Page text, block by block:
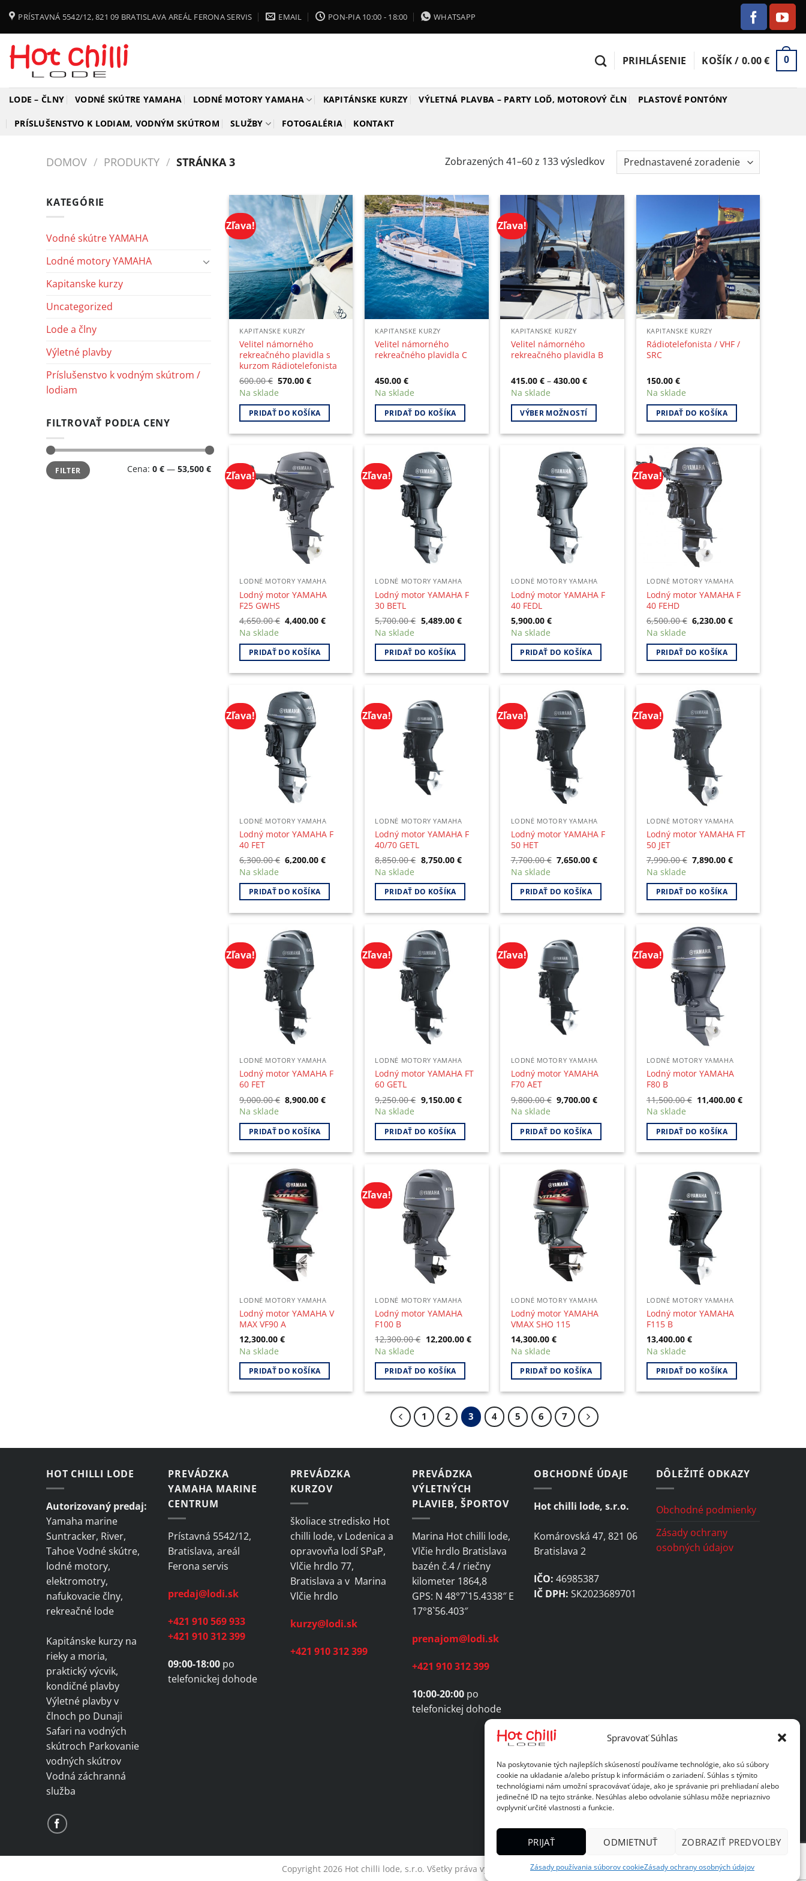
Spravovať Súhlas
Na poskytovanie tých najlepších skúseností používame technológie, ako sú súbory
cookie na ukladanie a/alebo prístup k informáciám o zariadení. Súhlas s týmito
technológiami nám umožní spracovávať údaje, ako je správanie pri prehliadaní alebo
jedinečné ID na tejto stránke. Nesúhlas alebo odvolanie súhlasu môže nepriaznivo
ovplyvniť určité vlastnosti a funkcie.
PRIJAŤ ODMIETNUŤ ZOBRAZIŤ PREDVOĽBY
Zásady používania súborov cookieZásady ochrany osobných údajov
content
PRÍSTAVNÁ 5542/12, 821 09 BRATISLAVA AREÁL FERONA SERVIS EMAIL PON-PIA 10:00 - 18:00 WHATSAPP
PRIHLÁSENIE KOŠÍK / 0.00€ 0
LODE – ČLNY VODNÉ SKÚTRE YAMAHA LODNÉ MOTORY YAMAHA KAPITÁNSKE KURZY VÝLETNÁ PLAVBA – PARTY LOĎ, MOTOROVÝ ČLN PLASTOVÉ PONTÓNY
PRÍSLUŠENSTVO K LODIAM, VODNÝM SKÚTROM SLUŽBY FOTOGALÉRIA KONTAKT
DOMOV / PRODUKTY / STRÁNKA 3 Zobrazených 41–60 z 133 výsledkov
KATEGÓRIE
Vodné skútre YAMAHA
Lodné motory YAMAHA
Kapitanske kurzy
Uncategorized
Lode a člny
Výletné plavby
Príslušenstvo k vodným skútrom /
lodiam
FILTROVAŤ PODĽA CENY
Minimálna
cena
Maximálna
cenaFILTER Cena: 0 € — 53,500 €
Zľava!
KAPITANSKE KURZY
Velitel námorného
rekreačného plavidla s
kurzom Rádiotelefonista
600.00€ Original
price
was:
600.00 €.
570.00€Current
570.00 €.
Na sklade
PRIDAŤ DO KOŠÍKA
KAPITANSKE KURZY
Velitel námorného
rekreačného plavidla C
450.00€
Na sklade
PRIDAŤ DO KOŠÍKA
Zľava!
KAPITANSKE KURZY
Velitel námorného
rekreačného plavidla B
415.00 €– 430.00 €
Na sklade
VÝBER MOŽNOSTÍ
multiple
variants.
options
the
product
page
KAPITANSKE KURZY
Rádiotelefonista / VHF /
SRC
150.00 €
Na sklade
PRIDAŤ DO KOŠÍKA
Zľava!
LODNÉ MOTORY YAMAHA
Lodný motor YAMAHA
F25 GWHS
4,650.00€ Original
price
4,650.00 €.
4,400.00€Current
4,400.00 €.
Na sklade
PRIDAŤ DO KOŠÍKA
Zľava!
LODNÉ MOTORY YAMAHA
Lodný motor YAMAHA F
30 BETL
5,700.00€ Original
price
5,700.00 €.
5,489.00 €Current
5,489.00 €.
Na sklade
PRIDAŤ DO KOŠÍKA
LODNÉ MOTORY YAMAHA
Lodný motor YAMAHA F
40 FEDL
5,900.00 €
Na sklade
PRIDAŤ DO KOŠÍKA
Zľava!
LODNÉ MOTORY YAMAHA
Lodný motor YAMAHA F
40 FEHD
6,500.00€ Original
price
6,500.00 €.
6,230.00€Current
6,230.00 €.
Na sklade
PRIDAŤ DO KOŠÍKA
Zľava!
LODNÉ MOTORY YAMAHA
Lodný motor YAMAHA F
40 FET
6,300.00€ Original
6,300.00 €.
6,200.00€Current
6,200.00 €.
Na sklade
PRIDAŤ DO KOŠÍKA
Zľava!
LODNÉ MOTORY YAMAHA
Lodný motor YAMAHA F
40/70 GETL
8,850.00€ Original
8,850.00 €.
8,750.00 €Current
8,750.00 €.
Na sklade
PRIDAŤ DO KOŠÍKA
Zľava!
LODNÉ MOTORY YAMAHA
Lodný motor YAMAHA F
50 HET
7,700.00€ Original
7,700.00 €.
7,650.00 €Current
7,650.00 €.
Na sklade
PRIDAŤ DO KOŠÍKA
Zľava!
LODNÉ MOTORY YAMAHA
Lodný motor YAMAHA FT
50 JET
7,990.00€ Original
7,990.00 €.
7,890.00€Current
7,890.00 €.
Na sklade
PRIDAŤ DO KOŠÍKA
Zľava!
LODNÉ MOTORY YAMAHA
Lodný motor YAMAHA F
60 FET
9,000.00€ Original
price
9,000.00 €.
8,900.00€Current
8,900.00 €.
Na sklade
PRIDAŤ DO KOŠÍKA
Zľava!
LODNÉ MOTORY YAMAHA
Lodný motor YAMAHA FT
60 GETL
9,250.00€ Original
price
9,250.00 €.
9,150.00 €Current
9,150.00 €.
Na sklade
PRIDAŤ DO KOŠÍKA
Zľava!
LODNÉ MOTORY YAMAHA
Lodný motor YAMAHA
F70 AET
9,800.00€ Original
price
9,800.00 €.
9,700.00 €Current
9,700.00 €.
Na sklade
PRIDAŤ DO KOŠÍKA
Zľava!
LODNÉ MOTORY YAMAHA
Lodný motor YAMAHA
F80 B
11,500.00€ Original
price
11,500.00 €.
11,400.00€Current
Na sklade
PRIDAŤ DO KOŠÍKA
LODNÉ MOTORY YAMAHA
Lodný motor YAMAHA V
MAX VF90 A
12,300.00€
Na sklade
PRIDAŤ DO KOŠÍKA
Zľava!
LODNÉ MOTORY YAMAHA
Lodný motor YAMAHA
F100 B
12,300.00€ Original
price
12,300.00 €.
12,200.00 €Current
12,200.00 €.
Na sklade
PRIDAŤ DO KOŠÍKA
LODNÉ MOTORY YAMAHA
Lodný motor YAMAHA
VMAX SHO 115
14,300.00 €
Na sklade
PRIDAŤ DO KOŠÍKA
LODNÉ MOTORY YAMAHA
Lodný motor YAMAHA
F115 B
13,400.00 €
Na sklade
PRIDAŤ DO KOŠÍKA
1 2 3 4 5 6 7
HOT CHILLI LODE
Autorizovaný predaj:
Yamaha marine
Suntracker, River,
Tahoe Vodné skútre,
lodné motory,
elektromotry,
nafukovacie člny,
rekreačné lode
Kapitánske kurzy na
rieky a moria,
praktický výcvik,
kondičné plavby
Výletné plavby v
člnoch po Dunaji
Safari na vodných
skútroch Parkovanie
vodných skútrov
Vodná záchranná
služba
PREVÁDZKA
YAMAHA MARINE
CENTRUM
Prístavná 5542/12,
Bratislava, areál
Ferona servis
predaj@lodi.sk
+421 910 569 933
+421 910 312 399
09:00-18:00 po
telefonickej dohode
PREVÁDZKA
KURZOV
školiace stredisko Hot
chilli lode, v Lodenica a
opravovňa lodí SPaP,
Vlčie hrdlo 77,
Bratislava a v Marina
Vlčie hrdlo
kurzy@lodi.sk
+421 910 312 399
PREVÁDZKA
VÝLETNÝCH
PLAVIEB, ŠPORTOV
Marina Hot chilli lode,
Vlčie hrdlo Bratislava
bazén č.4 / riečny
kilometer 1864,8
GPS: N 48°7`15.4338″ E
17°8`56.403″
prenajom@lodi.sk
+421 910 312 399
10:00-20:00po
telefonickej dohode
OBCHODNÉ ÚDAJE
Hot chilli lode, s.r.o.
Komárovská 47, 821 06
Bratislava 2
IČO: 46985387
IČ DPH: SK2023689701
DÔLEŽITÉ ODKAZY
Obchodné podmienky
Zásady ochrany
osobných údajov
Copyright 2026 Hot chilli lode, s.r.o. Všetky práva vyhradené.